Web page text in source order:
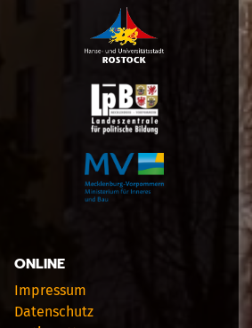
ONLINE
Impressum
Datenschutz